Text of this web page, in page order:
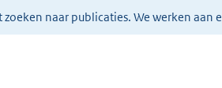
naar publicaties. We werken aan